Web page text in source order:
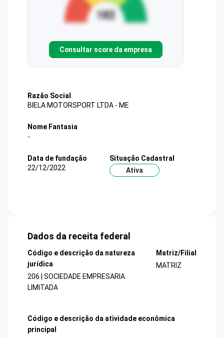
Consultar score da empresa
Razão Social
BIELA MOTORSPORT LTDA - ME
Nome Fantasia
-
Data de fundação
22/12/2022
Situação Cadastral
Ativa
Dados da receita federal
Código e descrição da natureza
jurídica
206 | SOCIEDADE EMPRESARIA
LIMITADA
Matriz/Filial
MATRIZ
Código e descrição da atividade econômica
principal